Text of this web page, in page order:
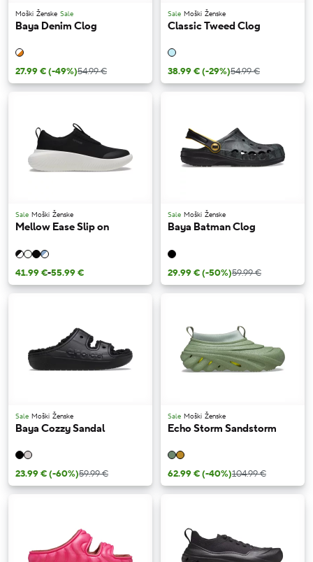
Moški Ženske Sale
Baya Denim Clog
27.99 €(-49%)54.99 €
Sale Moški Ženske
Classic Tweed Clog
38.99 €(-29%)54.99 €
Sale Moški Ženske
Mellow Ease Slip on
41.99 €-55.99 €
Sale Moški Ženske
Baya Batman Clog
29.99 €(-50%)59.99 €
Sale Moški Ženske
Baya Cozzy Sandal
23.99 €(-60%)59.99 €
Sale Moški Ženske
Echo Storm Sandstorm
62.99 €(-40%)104.99 €